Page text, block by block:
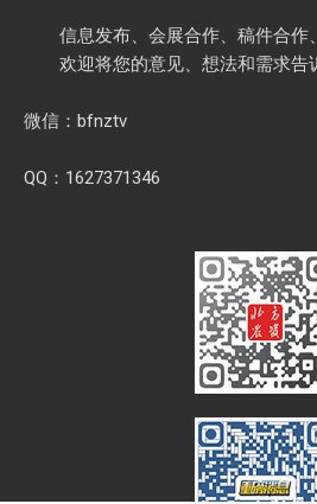
信息发布、会展合作、稿件合作
欢迎将您的意见、想法和需求告
微信：bfnztv
QQ：1627371346